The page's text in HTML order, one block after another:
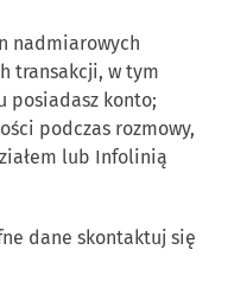
nadmiarowych
transakcji, w tym
posiadasz konto;
podczas rozmowy,
lub Infolinią
dane skontaktuj się